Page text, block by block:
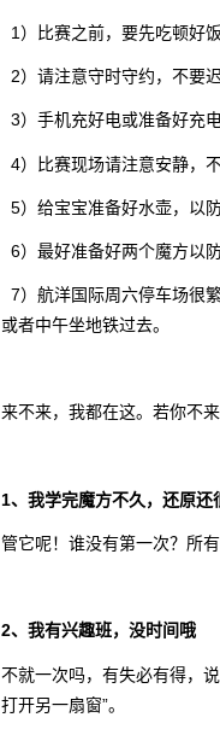
1）比赛之前，要先吃顿好
2）请注意守时守约，不要
3）手机充好电或准备好充
4）比赛现场请注意安静，
5）给宝宝准备好水壶，以
6）最好准备好两个魔方以
7）航洋国际周六停车场很
或者中午坐地铁过去。
来不来，我都在这。若你不
1、我学完魔方不久，还原还
管它呢！谁没有第一次？所
2、我有兴趣班，没时间哦
不就一次吗，有失必有得，
打开另一扇窗”。